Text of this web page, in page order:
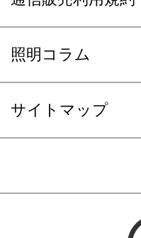
照明コラム
サイトマップ